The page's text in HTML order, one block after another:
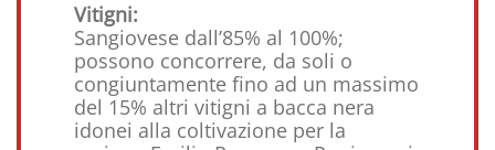
Vitigni:
Sangiovese dall’85% al 100%;
possono concorrere, da soli o
congiuntamente fino ad un massimo
del 15% altri vitigni a bacca nera
idonei alla coltivazione per la